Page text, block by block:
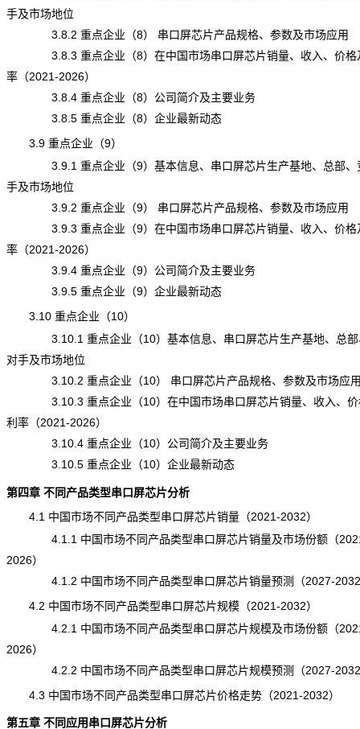
手及市场地位
3.8.2 重点企业（8） 串口屏芯片产品规格、参数及市场应用
3.8.3 重点企业（8）在中国市场串口屏芯片销量、收入、价格
率（2021-2026）
3.8.4 重点企业（8）公司简介及主要业务
3.8.5 重点企业（8）企业最新动态
3.9 重点企业（9）
3.9.1 重点企业（9）基本信息、串口屏芯片生产基地、总部、
手及市场地位
3.9.2 重点企业（9） 串口屏芯片产品规格、参数及市场应用
3.9.3 重点企业（9）在中国市场串口屏芯片销量、收入、价格
率（2021-2026）
3.9.4 重点企业（9）公司简介及主要业务
3.9.5 重点企业（9）企业最新动态
3.10 重点企业（10）
3.10.1 重点企业（10）基本信息、串口屏芯片生产基地、总部
对手及市场地位
3.10.2 重点企业（10） 串口屏芯片产品规格、参数及市场应
3.10.3 重点企业（10）在中国市场串口屏芯片销量、收入、价
利率（2021-2026）
3.10.4 重点企业（10）公司简介及主要业务
3.10.5 重点企业（10）企业最新动态
第四章 不同产品类型串口屏芯片分析
4.1 中国市场不同产品类型串口屏芯片销量（2021-2032）
4.1.1 中国市场不同产品类型串口屏芯片销量及市场份额（
2026）
4.1.2 中国市场不同产品类型串口屏芯片销量预测（2027-
4.2 中国市场不同产品类型串口屏芯片规模（2021-2032）
4.2.1 中国市场不同产品类型串口屏芯片规模及市场份额（
2026）
4.2.2 中国市场不同产品类型串口屏芯片规模预测（2027-
4.3 中国市场不同产品类型串口屏芯片价格走势（2021-2032）
第五章 不同应用串口屏芯片分析